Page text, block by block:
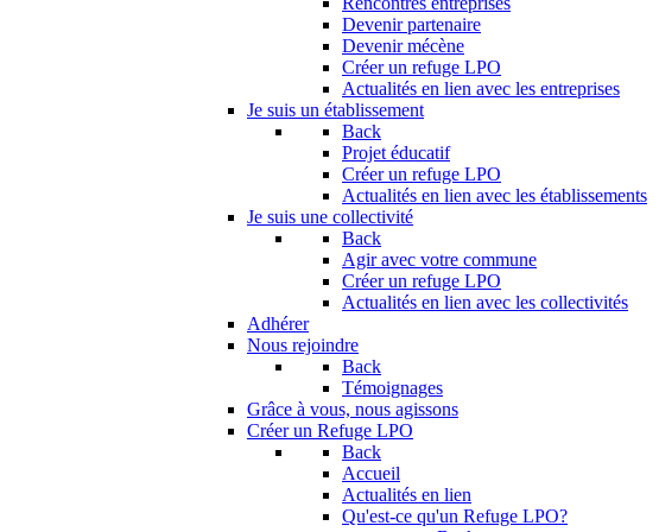
Devenir partenaire
Devenir mécène
Créer un refuge LPO
Actualités en lien avec les entreprises
Je suis un établissement
Back
Projet éducatif
Créer un refuge LPO
Actualités en lien avec les établissements
Je suis une collectivité
Back
Agir avec votre commune
Créer un refuge LPO
Actualités en lien avec les collectivités
Adhérer
Nous rejoindre
Back
Témoignages
Grâce à vous, nous agissons
Créer un Refuge LPO
Back
Accueil
Actualités en lien
Qu'est-ce qu'un Refuge LPO?